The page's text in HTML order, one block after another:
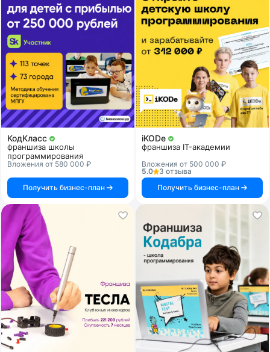
КодКласс
франшиза школы
программирования
Вложения от 580 000 ₽
Получить бизнес-план
iKODe
франшиза IT-академии
Вложения от 500 000 ₽
5.0
3 отзыва
Получить бизнес-план